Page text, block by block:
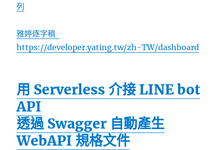
列
雅婷逐字稿
https://developer.yating.tw/zh-TW/dashboard
用 Serverless 介接 LINE bot
API
透過 Swagger 自動產生
WebAPI 規格文件